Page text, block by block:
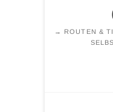
→ ROUTEN &